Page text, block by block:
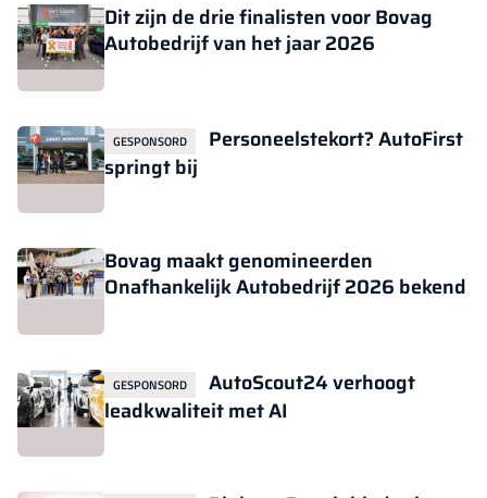
Dit zijn de drie finalisten voor Bovag
Autobedrijf van het jaar 2026
GESPONSORD
Personeelstekort? AutoFirst
springt bij
Bovag maakt genomineerden
Onafhankelijk Autobedrijf 2026 bekend
GESPONSORD
AutoScout24 verhoogt
leadkwaliteit met AI